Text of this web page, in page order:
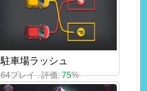
駐車場ラッシュ
64プレイ . 評価:75%